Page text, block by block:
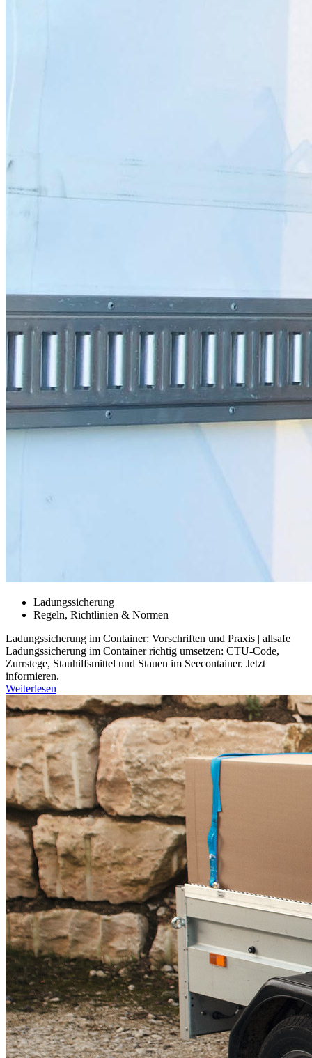
Ladungssicherung
Regeln, Richtlinien & Normen
Ladungssicherung im Container: Vorschriften und Praxis | allsafe
Ladungssicherung im Container richtig umsetzen: CTU-Code,
Zurrstege, Stauhilfsmittel und Stauen im Seecontainer. Jetzt
informieren.
Weiterlesen